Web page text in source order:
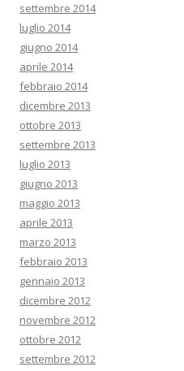
settembre 2014
luglio 2014
giugno 2014
aprile 2014
febbraio 2014
dicembre 2013
ottobre 2013
settembre 2013
luglio 2013
giugno 2013
maggio 2013
aprile 2013
marzo 2013
febbraio 2013
gennaio 2013
dicembre 2012
novembre 2012
ottobre 2012
settembre 2012